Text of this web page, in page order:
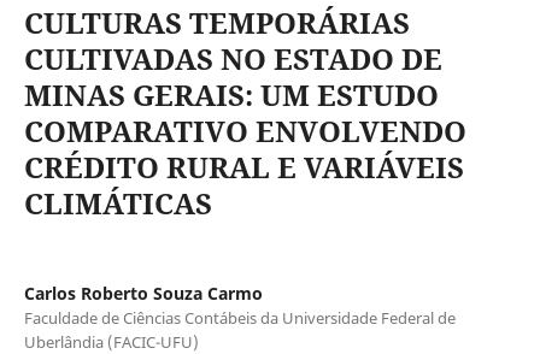
CULTURAS TEMPORÁRIAS
CULTIVADAS NO ESTADO DE
MINAS GERAIS: UM ESTUDO
COMPARATIVO ENVOLVENDO
CRÉDITO RURAL E VARIÁVEIS
CLIMÁTICAS
Carlos Roberto Souza Carmo
Faculdade de Ciências Contábeis da Universidade Federal de
Uberlândia (FACIC-UFU)